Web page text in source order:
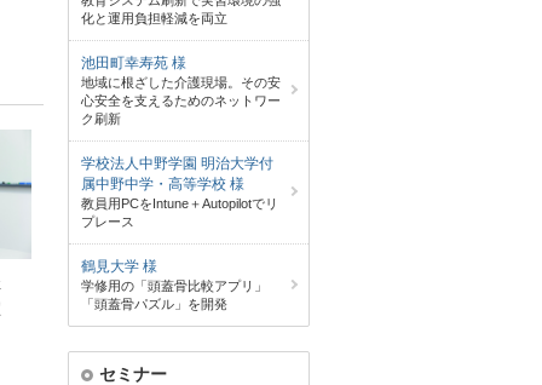
化と運用負担軽減を両立
池田町幸寿苑 様
地域に根ざした介護現場。その安
心安全を支えるためのネットワー
ク刷新
学校法人中野学園 明治大学付
属中野中学・高等学校 様
教員用PCをIntune＋Autopilotでリ
プレース
鶴見大学 様
学修用の「頭蓋骨比較アプリ」
「頭蓋骨パズル」を開発
セミナー